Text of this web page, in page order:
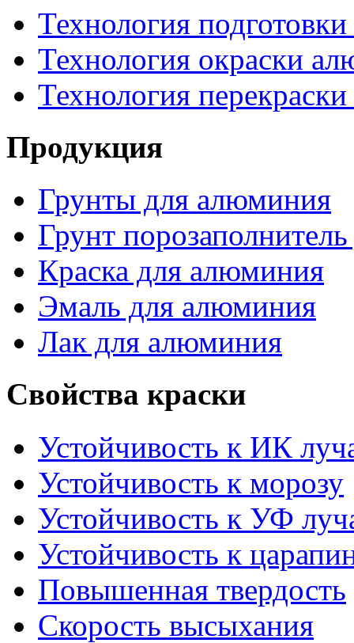
Технология
Технология окраски
Технология
Продукция
Грунты для алюминия
Грунт
Краска для алюминия
Эмаль для алюминия
Лак для алюминия
Свойства краски
Устойчивость к ИК
Устойчивость к морозу
Устойчивость к УФ
Устойчивость к
Повышенная твердость
Скорость высыхания